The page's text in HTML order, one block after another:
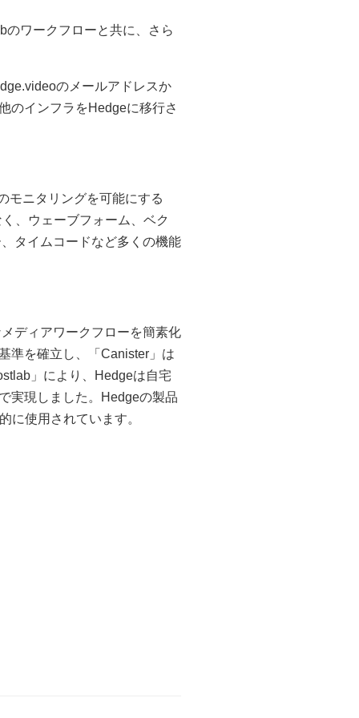
ワークフローと共に、さら
のメールアドレスか
のインフラをHedgeに移行さ
モニタリングを可能にする
、ウェーブフォーム、ベク
タイムコードなど多くの機能
ディアワークフローを簡素化
準を確立し、「Canister」は
」により、Hedgeは自宅
実現しました。Hedgeの製品
に使用されています。